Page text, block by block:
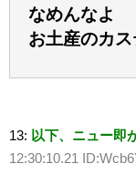
なめんなよ
お土産のカ
13: 以下、ニュー即
12:30:10.21